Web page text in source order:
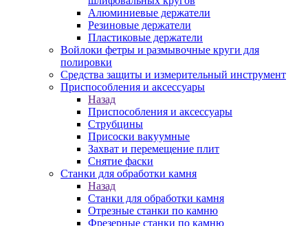
Алюминиевые держатели
Резиновые держатели
Пластиковые держатели
Войлоки фетры и размывочные круги для
полировки
Средства защиты и измерительный инструмент
Приспособления и аксессуары
Назад
Приспособления и аксессуары
Струбцины
Присоски вакуумные
Захват и перемещение плит
Снятие фаски
Станки для обработки камня
Назад
Станки для обработки камня
Отрезные станки по камню
Фрезерные станки по камню